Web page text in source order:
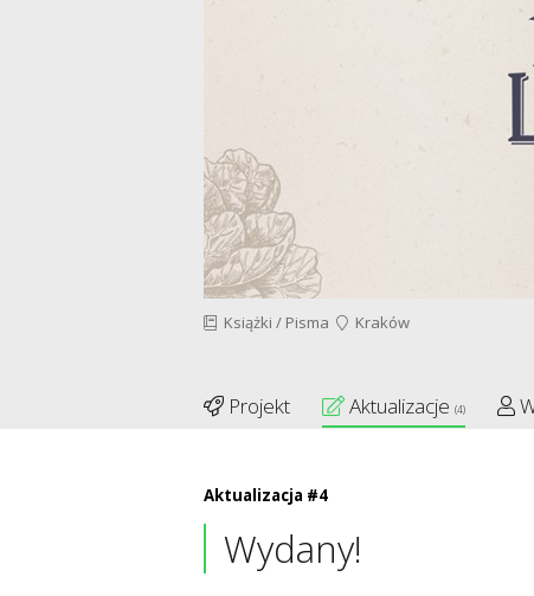
Książki / Pisma Kraków
Projekt Aktualizacje (4)
Aktualizacja #4
Wydany!